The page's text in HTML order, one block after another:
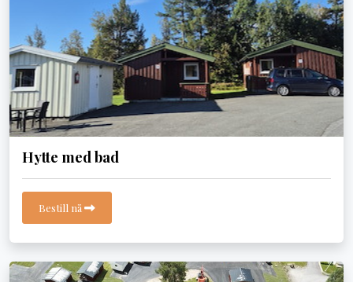
Hytte med bad
Bestill nå